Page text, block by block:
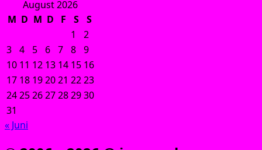
August 2026
M D M D F S
S
1
2
3 4 5 6 7 8 9
10 11 12 13 14 15 16
17 18 192021 2223
24252627282930
31
« Juni